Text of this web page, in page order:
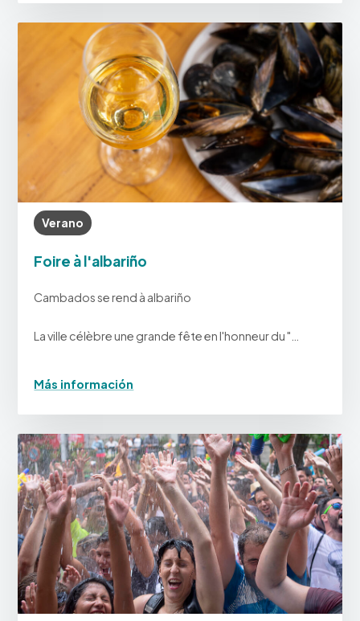
Verano
Foire à l'albariño
Cambados se rend à albariño
La ville célèbre une grande fête en l'honneur du "…
Más información